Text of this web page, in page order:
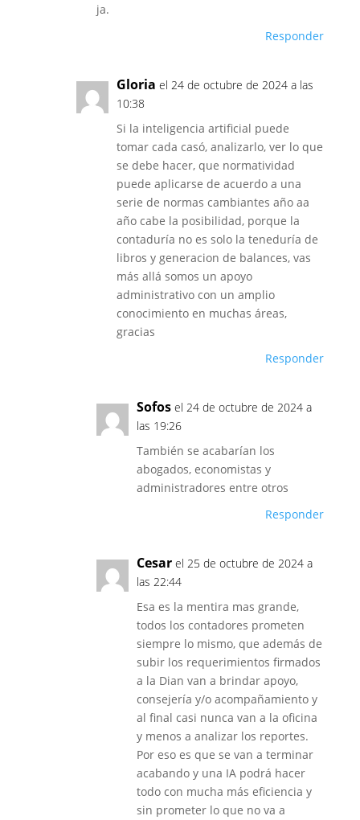
ja.
Responder
Gloria el 24 de octubre de 2024 a las
10:38
Si la inteligencia artificial puede
tomar cada casó, analizarlo, ver lo que
se debe hacer, que normatividad
puede aplicarse de acuerdo a una
serie de normas cambiantes año aa
año cabe la posibilidad, porque la
contaduría no es solo la teneduría de
libros y generacion de balances, vas
más allá somos un apoyo
administrativo con un amplio
conocimiento en muchas áreas,
gracias
Responder
Sofos el 24 de octubre de 2024 a
las 19:26
También se acabarían los
abogados, economistas y
administradores entre otros
Responder
Cesar el 25 de octubre de 2024 a
las 22:44
Esa es la mentira mas grande,
todos los contadores prometen
siempre lo mismo, que además de
subir los requerimientos firmados
a la Dian van a brindar apoyo,
consejería y/o acompañamiento y
al final casi nunca van a la oficina
y menos a analizar los reportes.
Por eso es que se van a terminar
acabando y una IA podrá hacer
todo con mucha más eficiencia y
sin prometer lo que no va a